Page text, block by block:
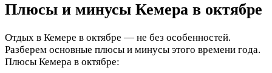
Плюсы и минусы Кемера в октябре
Отдых в Кемере в октябре — не без особенностей.
Разберем основные плюсы и минусы этого времени года.
Плюсы Кемера в октябре: